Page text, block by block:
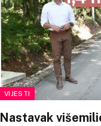
VIJESTI
Nastavak